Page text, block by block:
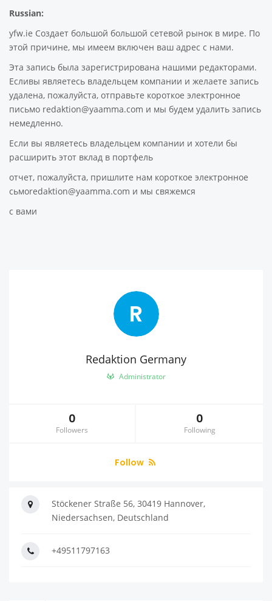
Russian:
yfw.ie Создает большой большой сетевой рынок в мире. По
этой причине, мы имеем включен ваш адрес с нами.
Эта запись была зарегистрирована нашими редакторами.
Есливы являетесь владельцем компании и желаете запись
удалена, пожалуйста, отправьте короткое электронное
письмо redaktion@yaamma.com и мы будем удалить запись
немедленно.
Если вы являетесь владельцем компании и хотели бы
расширить этот вклад в портфель
отчет, пожалуйста, пришлите нам короткое электронное
сьмоredaktion@yaamma.com и мы свяжемся
с вами
R
Redaktion Germany
Administrator
0
Followers
0
Following
Follow
Stöckener Straße 56, 30419 Hannover,
Niedersachsen, Deutschland
+49511797163